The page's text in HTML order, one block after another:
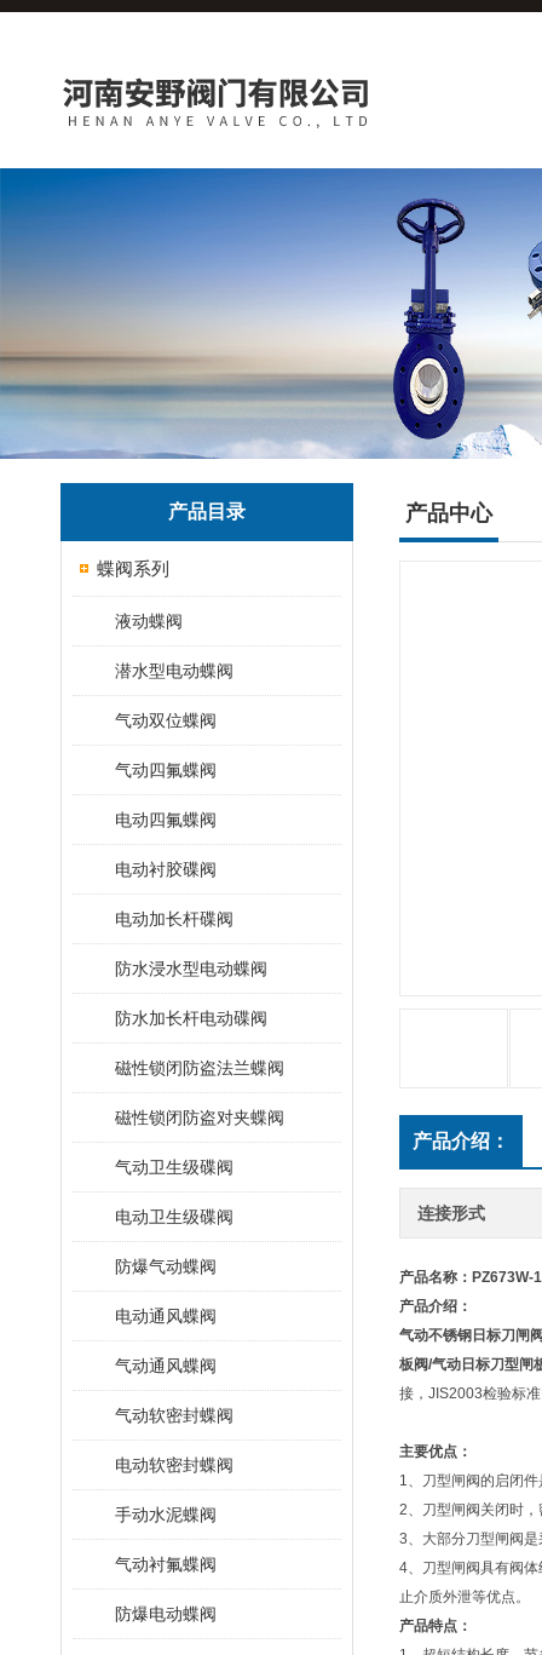
产品目录
蝶阀系列
液动蝶阀
潜水型电动蝶阀
气动双位蝶阀
气动四氟蝶阀
电动四氟蝶阀
电动衬胶碟阀
电动加长杆碟阀
防水浸水型电动蝶阀
防水加长杆电动碟阀
磁性锁闭防盗法兰蝶阀
磁性锁闭防盗对夹蝶阀
气动卫生级碟阀
电动卫生级碟阀
防爆气动蝶阀
电动通风蝶阀
气动通风蝶阀
气动软密封蝶阀
电动软密封蝶阀
手动水泥蝶阀
气动衬氟蝶阀
防爆电动蝶阀
产品中心
产品介绍：
连接形式
产品名称： PZ673W-
产品介绍：
气动不锈钢日标刀闸
板阀/气动日标刀型闸
接，JIS2003检验标
主要优点：
1、刀型闸阀的启闭
2、刀型闸阀关闭时
3、大部分刀型闸阀
4、刀型闸阀具有阀
止介质外泄等优点。
产品特点：